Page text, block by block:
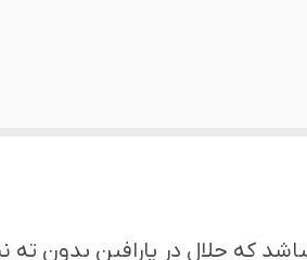
که حلال در پارافین بدون